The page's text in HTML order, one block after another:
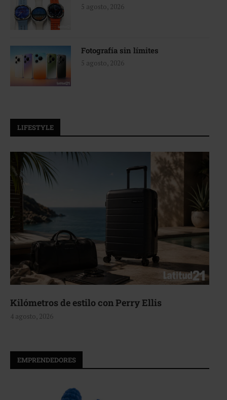
5 agosto, 2026
Fotografía sin límites
5 agosto, 2026
LIFESTYLE
con Perry Ellis
EMPRENDEDORES